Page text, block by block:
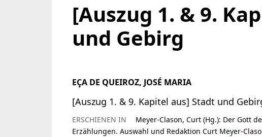
[Auszug 1. & 9.
und Gebirg
EÇA DE QUEIROZ, JOSÉ MARIA
[Auszug 1. & 9. Kapitel aus] Stadt und
ERSCHIENEN IN
Meyer-Clason, Curt (Hg.): Der Gott
Erzählungen. Auswahl und Redaktion Curt Meyer-